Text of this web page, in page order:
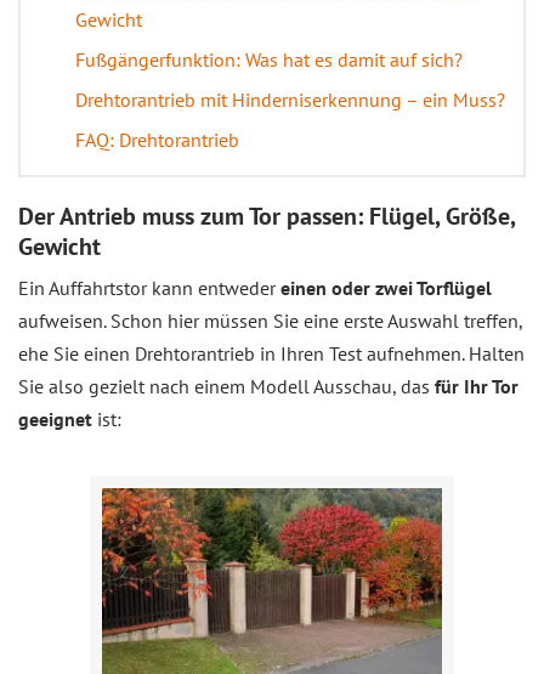
Gewicht
Fußgängerfunktion: Was hat es damit auf sich?
Drehtorantrieb mit Hinderniserkennung – ein Muss?
FAQ: Drehtorantrieb
Der Antrieb muss zum Tor passen: Flügel, Größe,
Gewicht
Ein Auffahrtstor kann entwedereinen oder zwei Torflügel
aufweisen. Schon hier müssen Sie eine erste Auswahl treffen,
ehe Sie einen Drehtorantrieb in Ihren Test aufnehmen. Halten
Sie also gezielt nach einem Modell Ausschau, das für Ihr Tor
geeignet ist: